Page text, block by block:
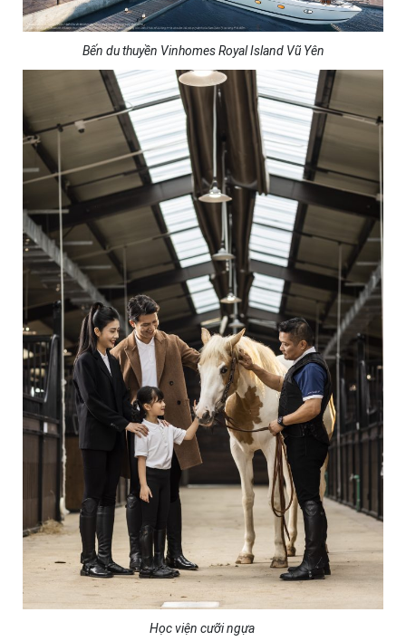
Bến du thuyền Vinhomes Royal Island Vũ Yên
Học viện cưỡi ngựa